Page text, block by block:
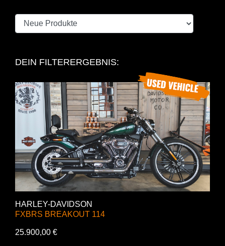
DEIN FILTERERGEBNIS:
HARLEY-DAVIDSON
FXBRS BREAKOUT 114
25.900,00 €